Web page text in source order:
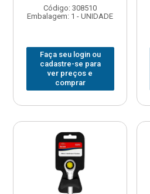
Código: 308510
Embalagem: 1 - UNIDADE
Faça seu login ou
cadastre-se para
ver preços e
comprar